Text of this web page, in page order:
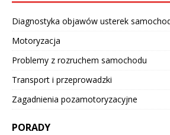
Diagnostyka objawów usterek
Motoryzacja
Problemy z rozruchem samochodu
Transport i przeprowadzki
Zagadnienia pozamotoryzacyjne
PORADY